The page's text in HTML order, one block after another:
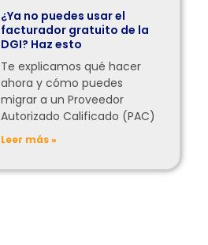
¿Ya no puedes usar el
facturador gratuito de la
DGI? Haz esto
Te explicamos qué hacer
ahora y cómo puedes
migrar a un Proveedor
Autorizado Calificado (PAC)
Leer más »